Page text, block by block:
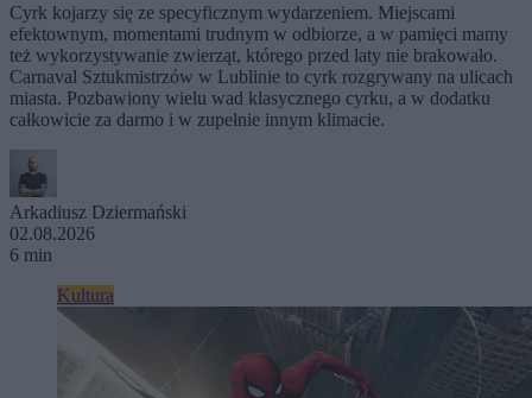
Cyrk kojarzy się ze specyficznym wydarzeniem. Miejscami
efektownym, momentami trudnym w odbiorze, a w pamięci mamy
też wykorzystywanie zwierząt, którego przed laty nie brakowało.
Carnaval Sztukmistrzów w Lublinie to cyrk rozgrywany na ulicach
miasta. Pozbawiony wielu wad klasycznego cyrku, a w dodatku
całkowicie za darmo i w zupełnie innym klimacie.
Arkadiusz Dziermański
02.08.2026
6 min
Kultura